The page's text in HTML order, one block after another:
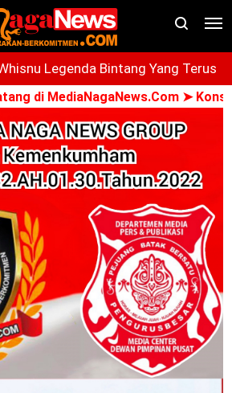
RSU Haji Medan, PCM Sunggal
Siap Gelar Bakti Sosial
Al Kasfi Resmi Dikukuhkan Sebagai
DPC GPIE Kota Medan Periode
2030
PPPK Terkait Dugaan
Magang Di Kantor Kemenhaj
Diperiksa Di Kanwil Kemenhaj
Sumut
Whisnu Legenda Bintang Yang Terus
MediaNagaNews.Com ➤ Konsisten